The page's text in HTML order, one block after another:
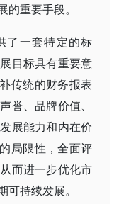
重要手段。
了一套特定的标
目标具有重要意
传统的财务报表
誉、品牌价值、
展能力和内在价
局限性，全面评
而进一步优化市
持续发展。